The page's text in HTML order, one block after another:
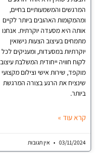
והמשמעותיים בחיים,
האהובים ביותר לקיים
היא מסעדה יוקרתית. אנחנו
בעיצוב הצעות נישואין
במסעדות, ומעניקים לכל
חוויה ייחודית המשלבת עיצוב
שירות אישי וצילום מקצועי
את הרגע בצורה המרגשת
עוד »
03/11/ אין תגובות